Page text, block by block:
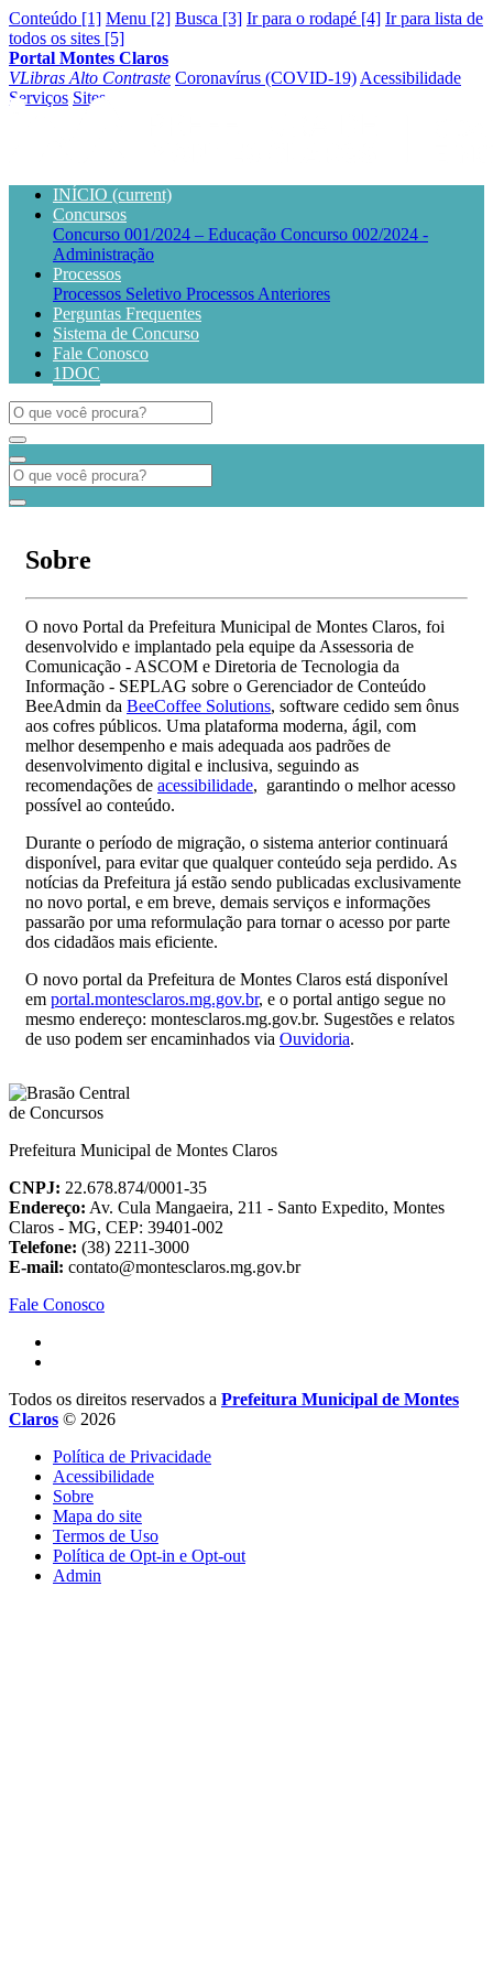
Conteúdo [1] Menu [2] Busca [3] Ir para o rodapé [4] Ir para lista de
todos os sites [5]
Portal Montes Claros
VLibras Alto Contraste Coronavírus (COVID-19) Acessibilidade
Serviços Sites
INÍCIO (current)
Concursos
Concurso 001/2024 – Educação Concurso 002/2024 -
Administração
Processos
Processos Seletivo Processos Anteriores
Perguntas Frequentes
Sistema de Concurso
Fale Conosco
1DOC
Sobre
O novo Portal da Prefeitura Municipal de Montes Claros, foi
desenvolvido e implantado pela equipe da Assessoria de
Comunicação - ASCOM e Diretoria de Tecnologia da
Informação - SEPLAG sobre o Gerenciador de Conteúdo
BeeAdmin da BeeCoffee Solutions, software cedido sem ônus
aos cofres públicos. Uma plataforma moderna, ágil, com
melhor desempenho e mais adequada aos padrões de
desenvolvimento digital e inclusiva, seguindo as
recomendações de acessibilidade, garantindo o melhor acesso
possível ao conteúdo.
Durante o período de migração, o sistema anterior continuará
disponível, para evitar que qualquer conteúdo seja perdido. As
notícias da Prefeitura já estão sendo publicadas exclusivamente
no novo portal, e em breve, demais serviços e informações
passarão por uma reformulação para tornar o acesso por parte
dos cidadãos mais eficiente.
O novo portal da Prefeitura de Montes Claros está disponível
em portal.montesclaros.mg.gov.br, e o portal antigo segue no
mesmo endereço: montesclaros.mg.gov.br. Sugestões e relatos
de uso podem ser encaminhados via Ouvidoria.
Prefeitura Municipal de Montes Claros
CNPJ: 22.678.874/0001-35
Endereço: Av. Cula Mangaeira, 211 - Santo Expedito, Montes
Claros - MG, CEP: 39401-002
Telefone: (38) 2211-3000
E-mail: contato@montesclaros.mg.gov.br
Fale Conosco
Todos os direitos reservados a Prefeitura Municipal de Montes
Claros © 2026
Política de Privacidade
Acessibilidade
Sobre
Mapa do site
Termos de Uso
Política de Opt-in e Opt-out
Admin